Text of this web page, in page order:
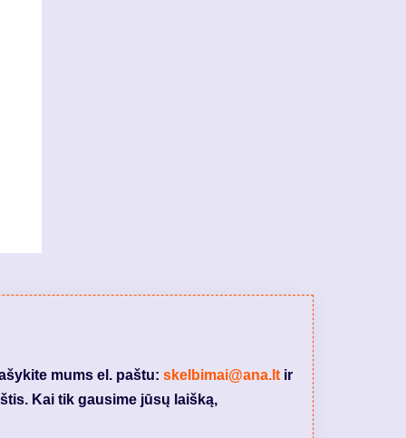
mums el. paštu: skelbimai@ana.ltir
Kai tik gausime jūsų laišką,